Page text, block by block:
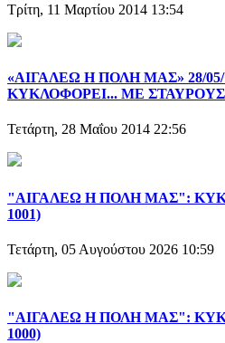
Τρίτη, 11 Μαρτίου 2014 13:54
«ΑΙΓΑΛΕΩ Η ΠΟΛΗ ΜΑΣ» 28/05/
ΚΥΚΛΟΦΟΡΕΙ... ΜΕ
Τετάρτη, 28 Μαΐου 2014 22:56
"ΑΙΓΑΛΕΩ Η ΠΟΛΗ ΜΑΣ":
1001)
Τετάρτη, 05 Αυγούστου 2026 10:59
"ΑΙΓΑΛΕΩ Η ΠΟΛΗ ΜΑΣ":
1000)